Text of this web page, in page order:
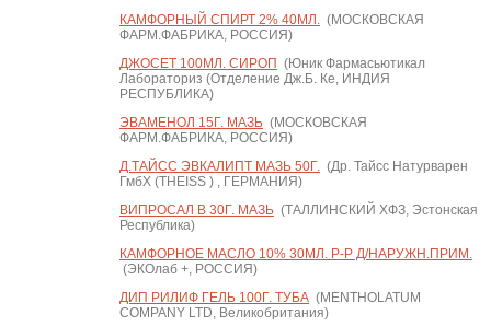
КАМФОРНЫЙ СПИРТ 2% 40МЛ.(МОСКОВСКАЯ
ФАРМ.ФАБРИКА, РОССИЯ)
ДЖОСЕТ 100МЛ. СИРОП (Юник Фармасьютикал
Лабораториз (Отделение Дж.Б. Ке, ИНДИЯ
РЕСПУБЛИКА)
ЭВАМЕНОЛ 15Г. МАЗЬ(МОСКОВСКАЯ
ФАРМ.ФАБРИКА, РОССИЯ)
Д.ТАЙСС ЭВКАЛИПТ МАЗЬ 50Г.(Др. Тайсс Натурварен
ГмбХ (THEISS ) , ГЕРМАНИЯ)
ВИПРОСАЛ В 30Г. МАЗЬ(ТАЛЛИНСКИЙ ХФЗ, Эстонская
Республика)
КАМФОРНОЕ МАСЛО 10% 30МЛ. Р-Р Д/НАРУЖН.ПРИМ.
(ЭКОлаб +, РОССИЯ)
ДИП РИЛИФ ГЕЛЬ 100Г. ТУБА(MENTHOLATUM
COMPANY LTD, Великобритания)